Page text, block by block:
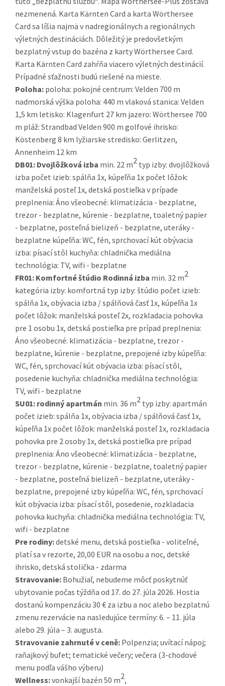
nezmenená. Karta Kärnten Card a karta Wörthersee
Card sa líšia najmä v nadregionálnych a regionálnych
výletných destináciách. Dôležitý je predovšetkým
bezplatný vstup do bazéna z karty Wörthersee Card.
Karta Kärnten Card zahŕňa viacero výletných destinácií.
Prípadné sťažnosti budú riešené na mieste.
Poloha: poloha: pokojné centrum: Velden 700 m
nadmorská výška poloha: 440 m vlaková stanica: Velden
1,5 km letisko: Klagenfurt 27 km jazero: Wörthersee 700
m pláž: Strandbad Velden 900 m golfové ihrisko:
Köstenberg 8 km lyžiarske stredisko: Gerlitzen,
Annenheim 12 km
DB01: Dvojlôžková izba min. 22 m2 typ izby: dvojlôžková
izba počet izieb: spálňa 1x, kúpeľňa 1x počet lôžok:
manželská posteľ 1x, detská postieľka v prípade
preplnenia: Áno všeobecné: klimatizácia - bezplatne,
trezor - bezplatne, kúrenie - bezplatne, toaletný papier
- bezplatne, posteľná bielizeň - bezplatne, uteráky -
bezplatne kúpeľňa: WC, fén, sprchovací kút obývacia
izba: písací stôl kuchyňa: chladnička mediálna
technológia: TV, wifi - bezplatne
FR01: Komfortné štúdio Rodinná izba min. 32 m2
kategória izby: komfortná typ izby: štúdio počet izieb:
spálňa 1x, obývacia izba / spálňová časť 1x, kúpeľňa 1x
počet lôžok: manželská posteľ 2x, rozkladacia pohovka
pre 1 osobu 1x, detská postieľka pre prípad preplnenia:
Áno všeobecné: klimatizácia - bezplatne, trezor -
bezplatne, kúrenie - bezplatne, prepojené izby kúpeľňa:
WC, fén, sprchovací kút obývacia izba: písací stôl,
posedenie kuchyňa: chladnička mediálna technológia:
TV, wifi - bezplatne
SU01: rodinný apartmán min. 36 m2 typ izby: apartmán
počet izieb: spálňa 1x, obývacia izba / spálňová časť 1x,
kúpeľňa 1x počet lôžok: manželská posteľ 1x, rozkladacia
pohovka pre 2 osoby 1x, detská postieľka pre prípad
preplnenia: Áno všeobecné: klimatizácia - bezplatne,
trezor - bezplatne, kúrenie - bezplatne, toaletný papier
- bezplatne, posteľná bielizeň - bezplatne, uteráky -
bezplatne, prepojené izby kúpeľňa: WC, fén, sprchovací
kút obývacia izba: písací stôl, posedenie, rozkladacia
pohovka kuchyňa: chladnička mediálna technológia: TV,
wifi - bezplatne
Pre rodiny:detské menu, detská postieľka - voliteľné,
platí sa v rezorte, 20,00 EUR na osobu a noc, detské
ihrisko, detská stolička - zdarma
Stravovanie: Bohužiaľ, nebudeme môcť poskytnúť
ubytovanie počas týždňa od 17. do 27. júla 2026. Hostia
dostanú kompenzáciu 30 € za izbu a noc alebo bezplatnú
zmenu rezervácie na nasledujúce termíny: 6. – 11. júla
alebo 29. júla – 3. augusta.
Stravovanie zahrnuté v ceně: Polpenzia; uvítací nápoj;
raňajkový bufet; tematické večery; večera (3-chodové
menu podľa vášho výberu)
Wellness:vonkajší bazén 50 m2,